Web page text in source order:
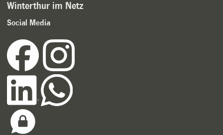
Winterthur im Netz
Social Media